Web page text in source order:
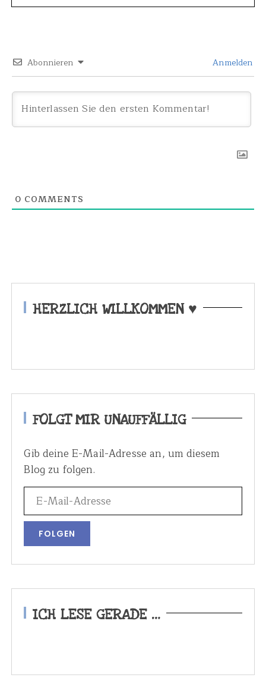
Abonnieren Anmelden
0 COMMENTS
HERZLICH WILLKOMMEN ♥
FOLGT MIR UNAUFFÄLLIG
Gib deine E-Mail-Adresse an, um diesem
Blog zu folgen.
ICH LESE GERADE …